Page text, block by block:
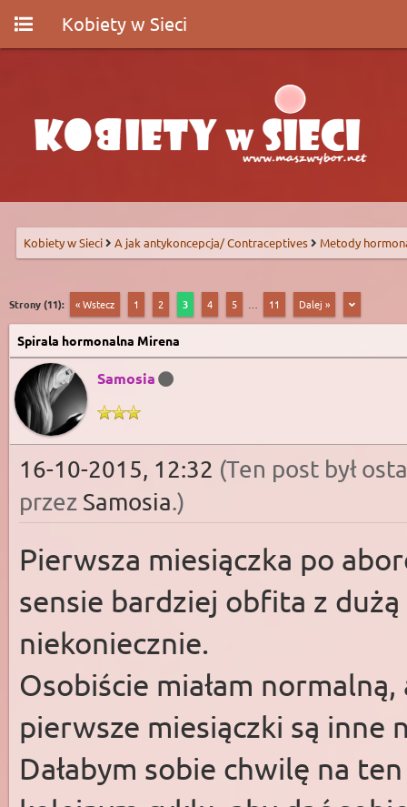
Kobiety w Sieci
Kobiety w Sieci A jak antykoncepcja/ Contraceptives Metody
Strony (11): « Wstecz 1 2 3 4 5 11 Dalej »
Spirala hormonalna Mirena
Samosia
16-10-2015, 12:32 (Ten post był
przez Samosia.)
Pierwsza miesiączka po
sensie bardziej obfita z
niekoniecznie.
Osobiście miałam
pierwsze miesiączki są inne
Dałabym sobie chwilę na